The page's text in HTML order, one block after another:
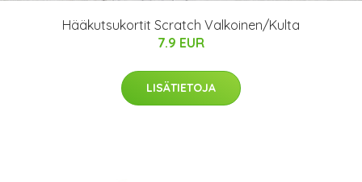
Hääkutsukortit Scratch Valkoinen/Kulta
7.9 EUR
LISÄTIETOJA